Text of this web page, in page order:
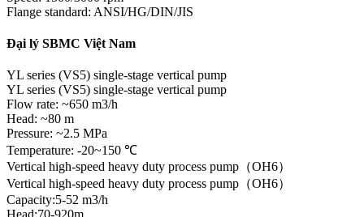
Flange standard: ANSI/HG/DIN/JIS
Đại lý SBMC Việt Nam
YL series (VS5) single-stage vertical pump
YL series (VS5) single-stage vertical pump
Flow rate: ~650 m3/h
Head: ~80 m
Pressure: ~2.5 MPa
Temperature: -20~150 ℃
Vertical high-speed heavy duty process pump（OH6）
Vertical high-speed heavy duty process pump（OH6）
Capacity:5-52 m3/h